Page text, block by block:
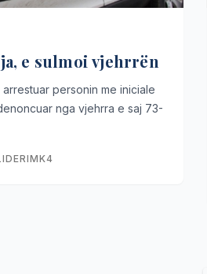
e sulmoi vjehrrën
personin me iniciale
nga vjehrra e saj 73-